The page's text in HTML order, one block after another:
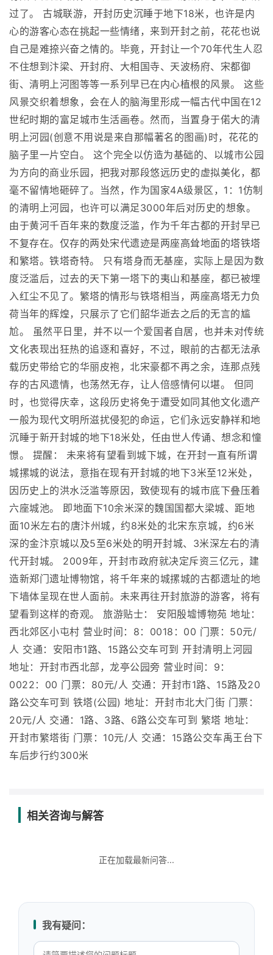
过了。 古城联游，开封历史沉睡于地下18米，也许是内
心的游客心态在挑起一些情绪，来到开封之前，花花也说
自己是难捺兴奋之情的。毕竟，开封让一个70年代生人忍
不住想到汴梁、开封府、大相国寺、天波杨府、宋都御
街、清明上河图等等一系列早已在内心植根的风景。 这些
风景交织着想象，会在人的脑海里形成一幅古代中国在12
世纪时期的富足城市生活画卷。然而，当置身于偌大的清
明上河园(创意不用说是来自那幅著名的图画)时，花花的
脑子里一片空白。 这个完全以仿造为基础的、以城市公园
为方向的商业乐园，把我对那段悠远历史的虚拟美化，都
毫不留情地砸碎了。当然，作为国家4A级景区，1：1仿制
的清明上河园，也许可以满足3000年后对历史的想象。
由于黄河千百年来的数度泛滥，作为千年古都的开封早已
不复存在。仅存的两处宋代遗迹是两座高耸地面的塔铁塔
和繁塔。铁塔奇特。 只有塔身而无基座，实际上是因为数
度泛滥后，过去的天下第一塔下的夷山和基座，都已被埋
入红尘不见了。繁塔的情形与铁塔相当，两座高塔无力负
荷当年的辉煌，只展示了它们韶华逝去之后的无言的尴
尬。 虽然平日里，并不以一个爱国者自居，也并未对传统
文化表现出狂热的追逐和喜好，不过，眼前的古都无法承
载历史带给它的华丽皮袍，北宋豪都不再之余，连那点残
存的古风遗情，也荡然无存，让人倍感情何以堪。 但同
时，也觉得庆幸，这段历史将免于遭受如同其他文化遗产
一般为现代文明所滋扰侵犯的命运，它们永远安静祥和地
沉睡于新开封城的地下18米处，任由世人传诵、想念和憧
憬。 提醒： 未来将有望看到城下城，在开封一直有所谓
城摞城的说法，意指在现有开封城的地下3米至12米处，
因历史上的洪水泛滥等原因，致使现有的城市底下叠压着
六座城池。 即地面下10余米深的魏国国都大梁城、距地
面10米左右的唐汴州城，约8米处的北宋东京城，约6米
深的金汴京城以及5至6米处的明开封城、3米深左右的清
代开封城。 2009年，开封市政府就决定斥资三亿元，建
造新郑门遗址博物馆，将千年来的城摞城的古都遗址的地
下墙体呈现在世人面前。未来再往开封旅游的游客，将有
望看到这样的奇观。 旅游贴士： 安阳殷墟博物苑 地址：
西北郊区小屯村 营业时间：8：0018：00 门票：50元/
人 交通：安阳市1路、15路公交车可到 开封清明上河园
地址：开封市西北部，龙亭公园旁 营业时间：9：
0022：00 门票：80元/人 交通：开封市1路、15路及20
路公交车可到 铁塔(公园) 地址：开封市北大门街 门票：
20元/人 交通：1路、3路、6路公交车可到 繁塔 地址：
开封市繁塔街 门票：10元/人 交通：15路公交车禹王台下
车后步行约300米
相关咨询与解答
正在加载最新问答...
我有疑问：